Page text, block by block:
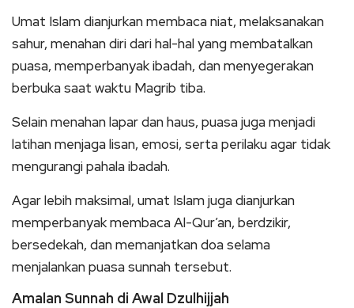
Umat Islam dianjurkan membaca niat, melaksanakan
sahur, menahan diri dari hal-hal yang membatalkan
puasa, memperbanyak ibadah, dan menyegerakan
berbuka saat waktu Magrib tiba.
Selain menahan lapar dan haus, puasa juga menjadi
latihan menjaga lisan, emosi, serta perilaku agar tidak
mengurangi pahala ibadah.
Agar lebih maksimal, umat Islam juga dianjurkan
memperbanyak membaca Al-Qur’an, berdzikir,
bersedekah, dan memanjatkan doa selama
menjalankan puasa sunnah tersebut.
Amalan Sunnah di Awal Dzulhijjah